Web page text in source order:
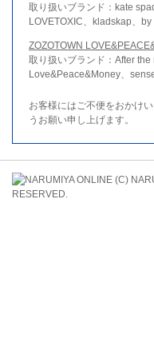
取り扱いブランド：kate
LOVETOXIC、kladskap、
ZOZOTOWN
取り扱いブランド：After the
Love&Peace&Money、
お客様にはご不便をおかけ
うお願い申し上げます。